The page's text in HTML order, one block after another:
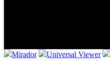
Mirador Universal Viewer